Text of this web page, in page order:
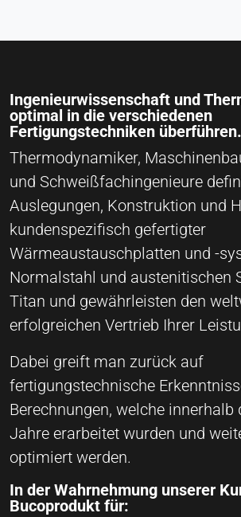
Ingenieurwissenschaft und
optimal in die verschiedenen
Fertigungstechniken überführen.
Thermodynamiker,
und Schweißfachingenieure
Auslegungen, Konstruktion und
kundenspezifisch gefertigter
Wärmeaustauschplatten und -
Normalstahl und austenitischen
Titan und gewährleisten den
erfolgreichen Vertrieb Ihrer
Dabei greift man zurück auf
fertigungstechnische
Berechnungen, welche innerhalb
Jahre erarbeitet wurden und
optimiert werden.
In der Wahrnehmung unserer
Bucoprodukt für: